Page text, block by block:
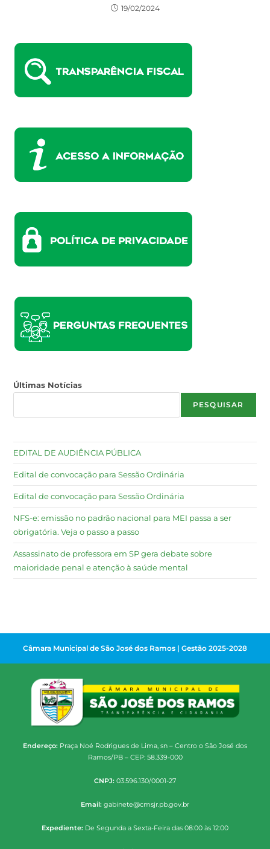
19/02/2024
Últimas Notícias
PESQUISAR
EDITAL DE AUDIÊNCIA PÚBLICA
Edital de convocação para Sessão Ordinária
Edital de convocação para Sessão Ordinária
NFS-e: emissão no padrão nacional para MEI passa a ser
obrigatória. Veja o passo a passo
Assassinato de professora em SP gera debate sobre
maioridade penal e atenção à saúde mental
Câmara Municipal de São José dos Ramos | Gestão 2025-2028
Endereço: Praça Noé Rodrigues de Lima, sn – Centro o São José dos
Ramos/PB – CEP: 58.339-000
CNPJ: 03.596.130/0001-27
Email: gabinete@cmsjr.pb.gov.br
Expediente: De Segunda a Sexta-Feira das 08:00 às 12:00